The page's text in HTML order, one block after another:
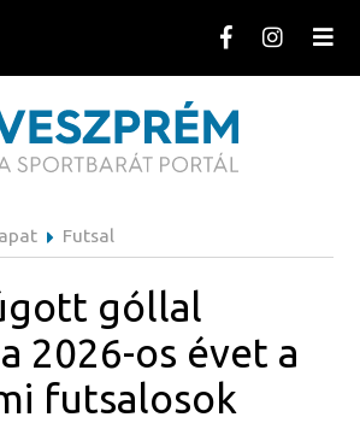
Futsal
góllal
2026-os évet a
futsalosok